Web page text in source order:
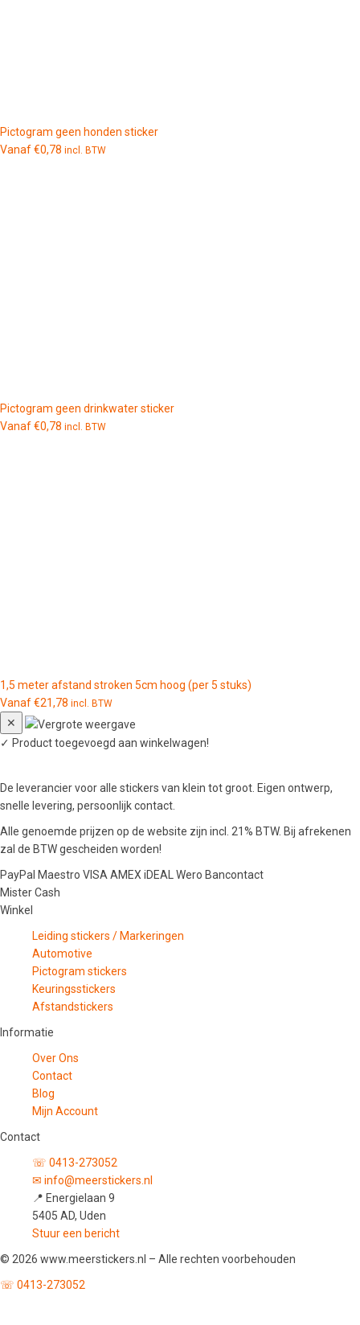
Pictogram geen honden sticker
Vanaf€0,78 incl. BTW
Pictogram geen drinkwater sticker
Vanaf€0,78 incl. BTW
1,5 meter afstand stroken 5cm hoog (per 5 stuks)
Vanaf€21,78 incl. BTW
✕
✓ Product toegevoegd aan winkelwagen!
De leverancier voor alle stickers van klein tot groot. Eigen ontwerp,
snelle levering, persoonlijk contact.
Alle genoemde prijzen op de website zijn incl. 21% BTW. Bij afrekenen
zal de BTW gescheiden worden!
PayPal Maestro VISAAMEXiDEALWero Bancontact
Mister Cash
Winkel
Leiding stickers / Markeringen
Automotive
Pictogram stickers
Keuringsstickers
Afstandstickers
Informatie
Over Ons
Contact
Blog
Mijn Account
Contact
☏ 0413-273052
✉ info@meerstickers.nl
📍 Energielaan 9
5405 AD, Uden
Stuur een bericht
© 2026 www.meerstickers.nl – Alle rechten voorbehouden
☏ 0413-273052